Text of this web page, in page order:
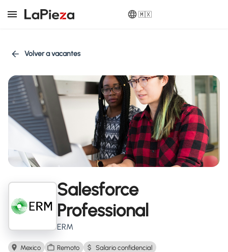
🇲🇽
Volver a vacantes
Salesforce
Professional
ERM
Mexico Remoto Salario confidencial